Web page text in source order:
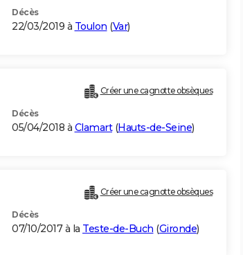
Décès
22/03/2019 à Toulon (Var)
Créer une cagnotte obsèques
Décès
05/04/2018 à Clamart(Hauts-de-Seine)
Créer une cagnotte obsèques
Décès
07/10/2017 à la Teste-de-Buch (Gironde)